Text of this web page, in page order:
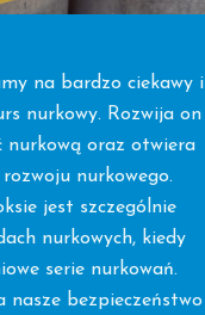
na bardzo ciekawy i
nurkowy. Rozwija on
nurkową oraz otwiera
nurkowego.
jest szczególnie
nurkowych, kiedy
serie nurkowań.
nasze bezpieczeństwo